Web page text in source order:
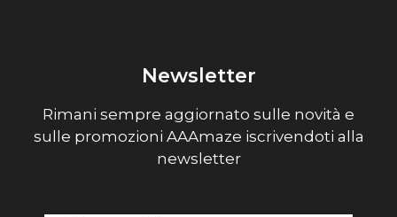
Newsletter
Rimani sempre aggiornato sulle novità e
sulle promozioni AAAmaze iscrivendoti alla
newsletter